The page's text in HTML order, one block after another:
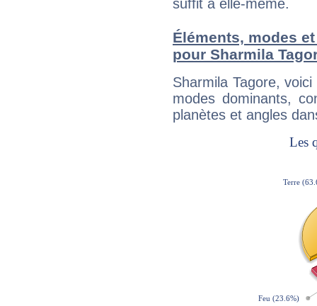
suffit à elle-même.
Éléments, modes
pour Sharmila
Sharmila Tagore,
modes dominants,
planètes et angles